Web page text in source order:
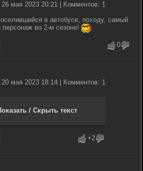
26 мая 2023 20:21 | Комментов: 1
в автобусе, походу, самый
персонаж во 2-м сезоне!
0
20 мая 2023 18:14 | Комментов: 1
/ Скрыть текст
+2